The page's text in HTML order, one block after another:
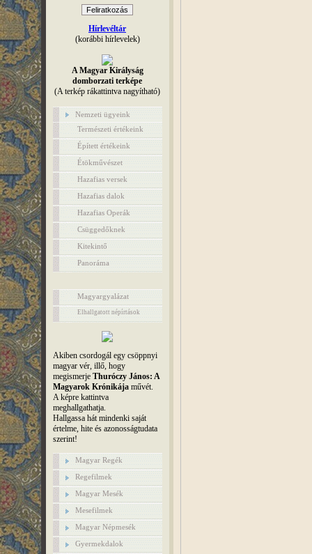
Hírlevéltár
(korábbi hírlevelek)
A Magyar Királyság
domborzati terképe
(A terkép rákattintva nagyítható)
Nemzeti ügyeink
Természeti értékeink
Épített értékeink
Étökművészet
Hazafias versek
Hazafias dalok
Hazafias Operák
Csüggedőknek
Kitekintő
Panoráma
Magyargyalázat
Elhallgatott népírtások
Akiben csordogál egy csöppnyi
magyar vér, illő, hogy
megismerje Thuróczy János: A
Magyarok Krónikájaművét.
A képre kattintva
meghallgathatja.
Hallgassa hát mindenki saját
értelme, hite és azonosságtudata
szerint!
Magyar Regék
Regefilmek
Magyar Mesék
Mesefilmek
Magyar Népmesék
Gyermekdalok